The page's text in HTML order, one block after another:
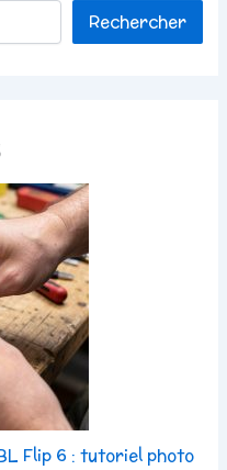
Rechercher
Flip 6 : tutoriel photo